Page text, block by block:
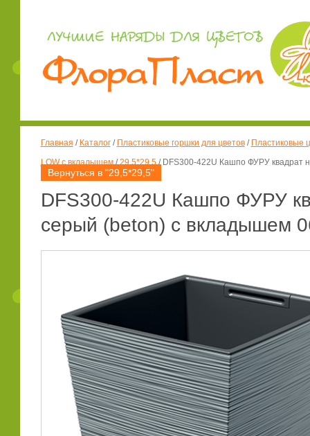
Главная / Каталог/ Пластиковые горшки для цветов/ Пластиковые
LOW с вкладышем/29,5*29,5/ DFS300-422U Кашпо ФУРУ квадрат
Вернуться в "29,5*29,5"
DFS300-422U Кашпо ФУРУ
серый (beton) с вкладышем